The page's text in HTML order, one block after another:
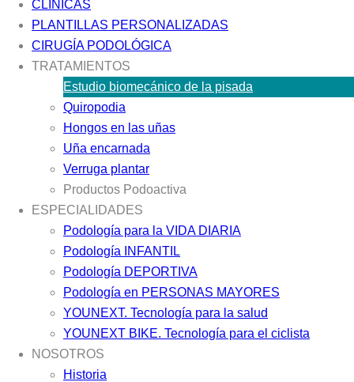
CLÍNICAS
PLANTILLAS PERSONALIZADAS
CIRUGÍA PODOLÓGICA
TRATAMIENTOS
Estudio biomecánico de la pisada
Quiropodia
Hongos en las uñas
Uña encarnada
Verruga plantar
Productos Podoactiva
ESPECIALIDADES
Podología para la VIDA DIARIA
Podología INFANTIL
Podología DEPORTIVA
Podología en PERSONAS MAYORES
YOUNEXT. Tecnología para la salud
YOUNEXT BIKE. Tecnología para el ciclista
NOSOTROS
Historia